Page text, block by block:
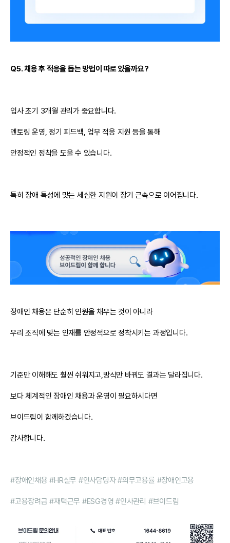
Q5. 채용 후 적응을 돕는 방법이 따로 있을까요?
입사 초기 3개월 관리가 중요합니다.
멘토링 운영, 정기 피드백, 업무 적응 지원 등을 통해
안정적인 정착을 도울 수 있습니다.
특히장애 특성에 맞는 세심한 지원이 장기 근속으로 이어집니다.
장애인 채용은 단순히 인원을 채우는 것이 아니라
우리 조직에 맞는 인재를 안정적으로 정착시키는 과정입니다.
기준만 이해해도 훨씬 쉬워지고,방식만 바꿔도 결과는 달라집니다.
보다 체계적인 장애인 채용과 운영이 필요하시다면
브이드림이 함께하겠습니다.
감사합니다.
#장애인채용 #HR실무 #인사담당자 #의무고용률 #장애인고용
#고용장려금 #재택근무 #ESG경영 #인사관리 #브이드림